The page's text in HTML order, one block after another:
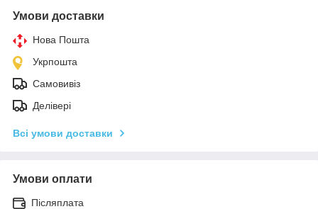
Умови доставки
Нова Пошта
Укрпошта
Самовивіз
Делівері
Всі умови доставки
Умови оплати
Післяплата